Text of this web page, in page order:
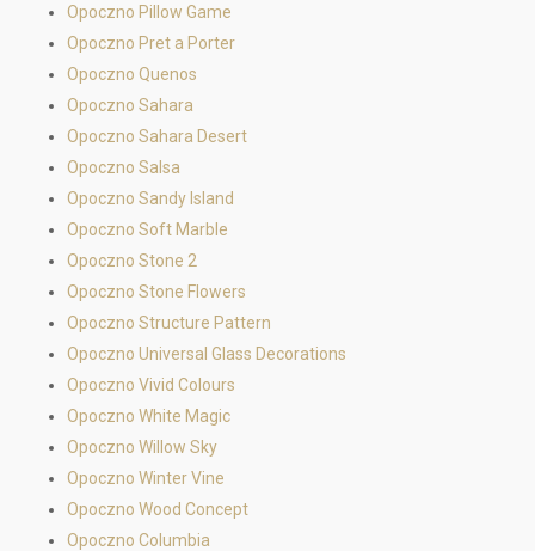
Opoczno Pillow Game
Opoczno Pret a Porter
Opoczno Quenos
Opoczno Sahara
Opoczno Sahara Desert
Opoczno Salsa
Opoczno Sandy Island
Opoczno Soft Marble
Opoczno Stone 2
Opoczno Stone Flowers
Opoczno Structure Pattern
Opoczno Universal Glass Decorations
Opoczno Vivid Colours
Opoczno White Magic
Opoczno Willow Sky
Opoczno Winter Vine
Opoczno Wood Concept
Opoczno Columbia